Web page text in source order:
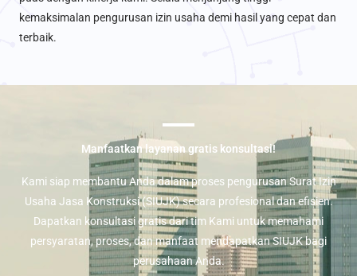
kemaksimalan pengurusan izin usaha demi hasil yang cepat dan
terbaik.
Manfaatkan layanan gratis konsultasi!
Kami siap membantu Anda dalam proses pengurusan Surat Izin
Usaha Jasa Konstruksi (SIUJK) secara profesional dan efisien.
Dapatkan konsultasi gratis dari tim Kami untuk memahami
persyaratan, proses, dan manfaat mendapatkan SIUJK bagi
perusahaan Anda.